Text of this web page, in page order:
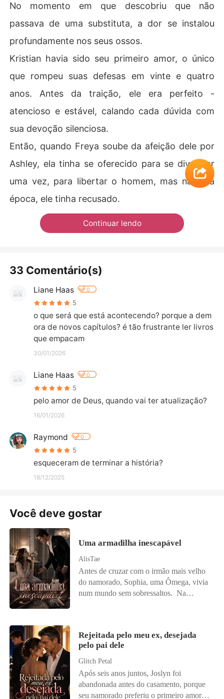
No momento em que descobriu que não
passava de uma substituta, a dor se instalou
profundamente nos seus ossos.
Kristian havia sido seu primeiro amor, o único
que rompeu suas defesas em vinte e quatro
anos. Antes da traição, ele era perfeito -
atencioso e estável, calando cada dúvida com
sua devoção silenciosa.
Então, quando Freya soube da afeição dele por
Ashley, ela tinha se oferecido para se divorciar
uma vez, para libertar o homem, mas naquela
época, ele tinha recusado.
Continuar lendo
33 Comentário(s)
Liane Haas 0
5
o que será que está acontecendo? porque a dem
ora de novos capítulos? é tão frustrante ler livros
que empacam
30/01/2026
Liane Haas 0
5
pelo amor de Deus, quando vai ter atualização?
16/01/2026
Raymond 0
5
esqueceram de terminar a história?
18/12/2025
Você deve gostar
Uma armadilha inescapável
AlisTae
Antes de cruzar com o irmão mais velho
do namorado, Sophia, uma Ômega, vivia
num mundo sem sobressaltos. Na
Essa regra, que deveria proteger uniões,
virou uma armadilha para Sophia. Afinal,
ela namorava justamente o irmão mais
novo do líder Alfa. Bryan Morrison não
era só o líder da alcateia, mas também um
empresário temido, cujo nome sozinho
Rejeitada pelo meu ex, desejada
pelo pai dele
Glitch Petal
Após seis anos juntos, Joslyn foi
abandonada antes do casamento, porque
seu namorado preferiu o primeiro amor a